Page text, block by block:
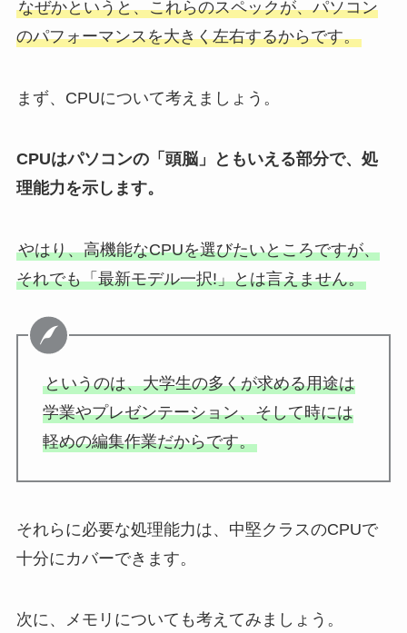
なぜかというと、これらのスペックが、パソコン
のパフォーマンスを大きく左右するからです。
まず、CPUについて考えましょう。
CPUはパソコンの「頭脳」ともいえる部分で、処
理能力を示します。
やはり、高機能なCPUを選びたいところですが、
それでも「最新モデル一択!」とは言えません。
というのは、大学生の多くが求める用途は
学業やプレゼンテーション、そして時には
軽めの編集作業だからです。
それらに必要な処理能力は、中堅クラスのCPUで
十分にカバーできます。
次に、メモリについても考えてみましょう。